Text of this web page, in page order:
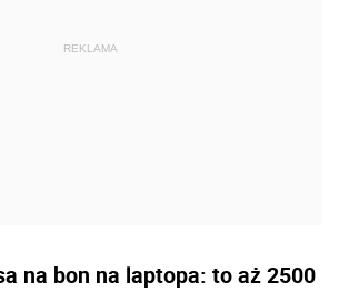
na bon na laptopa: to aż 2500